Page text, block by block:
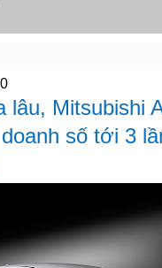
lâu, Mitsubishi
số tới 3